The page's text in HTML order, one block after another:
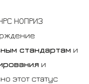
НОПРИЗ
стандартам и
и
этот статус